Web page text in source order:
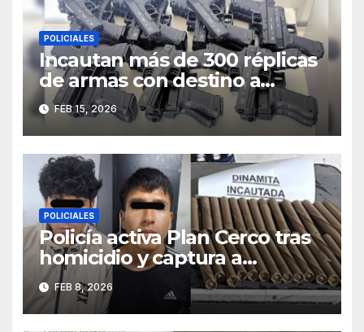
POLICIALES
Incautan más de 300 réplicas
de armas con destino a
Trujillo e investigan presunto
vínculo con “Los Pulpos”
FEB 15, 2026
POLICIALES
Policía activa Plan Cerco tras
homicidio y captura a
sospechosos con dinamita en
Chao
FEB 8, 2026